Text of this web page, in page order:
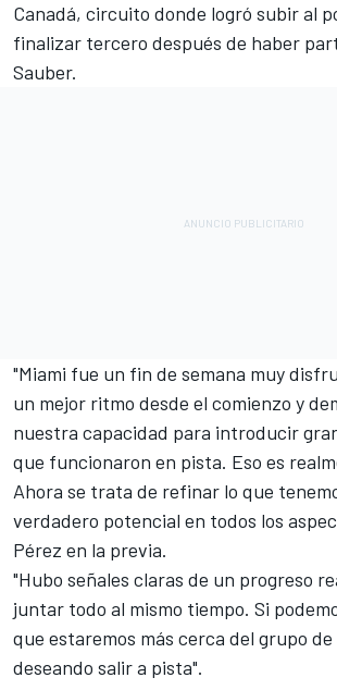
Canadá, circuito donde logró subir al
finalizar tercero después de haber
Sauber.
"Miami fue un fin de semana muy
un mejor ritmo desde el comienzo y
nuestra capacidad para introducir
que funcionaron en pista. Eso es
Ahora se trata de refinar lo que
verdadero potencial en todos los
Pérez en la previa.
"Hubo señales claras de un progreso
juntar todo al mismo tiempo. Si
que estaremos más cerca del grupo
deseando salir a pista".